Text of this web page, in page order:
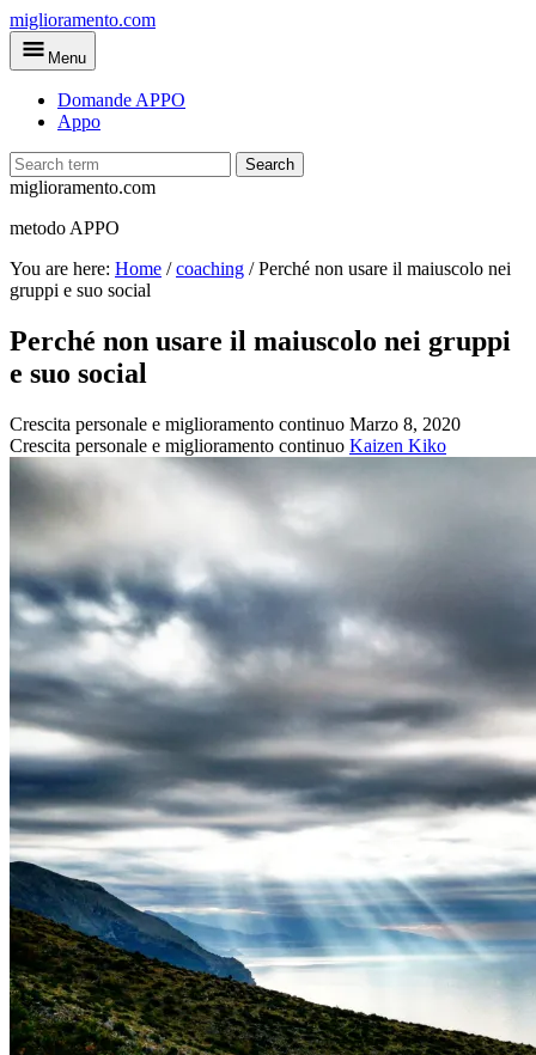
Skip
to
main
miglioramento.com
Menu
Domande APPO
Appo
Search
miglioramento.com
metodo APPO
You are here: Home /coaching /Perché non usare il maiuscolo nei
gruppi e suo social
Perché non usare il maiuscolo nei gruppi
e suo social
Crescita personale e miglioramento continuo Marzo 8, 2020
Crescita personale e miglioramento continuo Kaizen Kiko